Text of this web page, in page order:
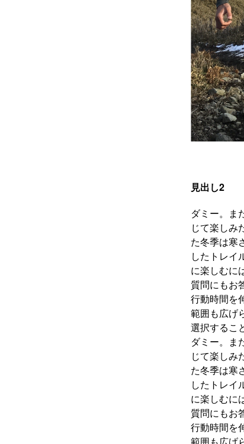
見出し2
ダミー。ま
じて楽しみ
た冬季は寒
したトレイ
に楽しむに
質問にもお
行動時間を
範囲も広げ
選択するこ
ダミー。ま
じて楽しみ
た冬季は寒
したトレイ
に楽しむに
質問にもお
行動時間を